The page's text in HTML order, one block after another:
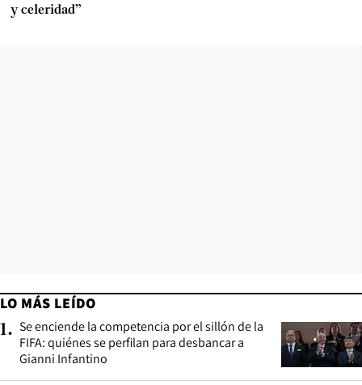
y celeridad”
LO MÁS LEÍDO
1. Se enciende la competencia por el sillón de la
FIFA: quiénes se perfilan para desbancar a
Gianni Infantino